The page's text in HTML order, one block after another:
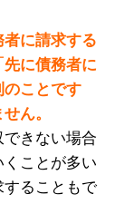
に請求する
に債務者に
のことです
ん。
きない場合
ことが多い
ることもで